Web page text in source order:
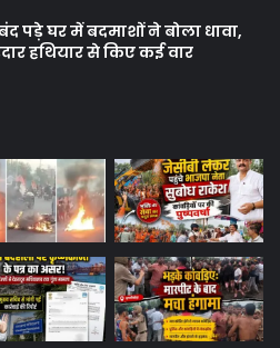
पड़े घर में बदमाशों ने बोला धावा,
हथियार से किए कई वार